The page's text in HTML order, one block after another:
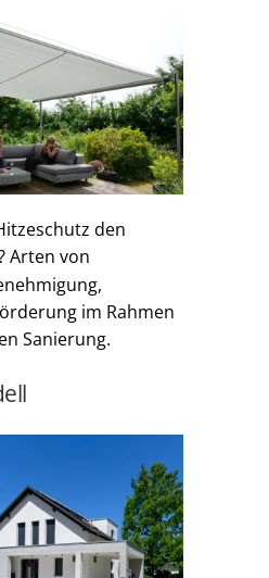
den
Arten von
im Rahmen
Sanierung.